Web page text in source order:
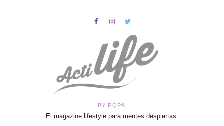
BY PQP®
El magazine lifestyle para mentes despiertas.
HOME
Salud